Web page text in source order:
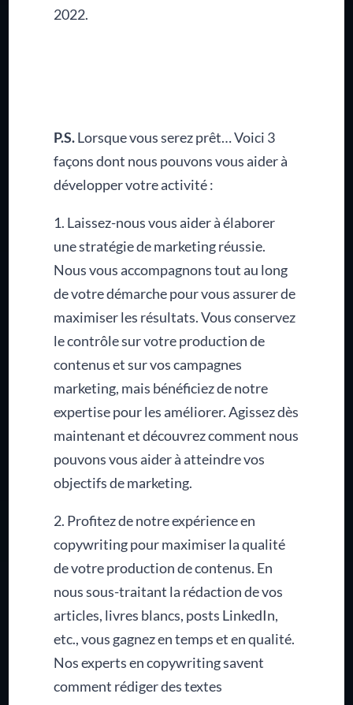
2022.
P.S.Lorsque vous serez prêt… Voici 3
façons dont nous pouvons vous aider à
développer votre activité :
1. Laissez-nous vous aider à élaborer
une stratégie de marketing réussie.
Nous vous accompagnons tout au long
de votre démarche pour vous assurer de
maximiser les résultats. Vous conservez
le contrôle sur votre production de
contenus et sur vos campagnes
marketing, mais bénéficiez de notre
expertise pour les améliorer. Agissez dès
maintenant et découvrez comment nous
pouvons vous aider à atteindre vos
objectifs de marketing.
2. Profitez de notre expérience en
copywriting pour maximiser la qualité
de votre production de contenus. En
nous sous-traitant la rédaction de vos
articles, livres blancs, posts LinkedIn,
etc., vous gagnez en temps et en qualité.
Nos experts en copywriting savent
comment rédiger des textes